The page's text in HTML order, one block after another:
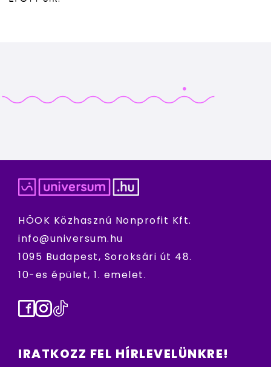
HÖOK Közhasznú Nonprofit Kft.
info@universum.hu
1095 Budapest, Soroksári út 48.
10-es épület, 1. emelet.
Facebook
Instagram
TikTok
IRATKOZZ FEL HÍRLEVELÜNKRE!